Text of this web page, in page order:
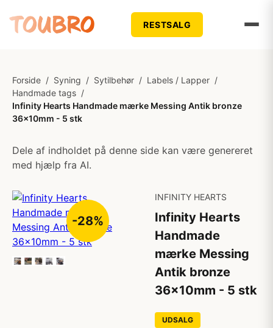
RESTSALG
Forside / Syning / Sytilbehør / Labels / Lapper /
Handmade tags /
Infinity Hearts Handmade mærke Messing Antik bronze
36x10mm - 5 stk
Dele af indholdet på denne side kan være genereret
med hjælp fra AI.
-28%
INFINITY HEARTS
Infinity Hearts
Handmade
mærke Messing
Antik bronze
36x10mm - 5 stk
UDSALG